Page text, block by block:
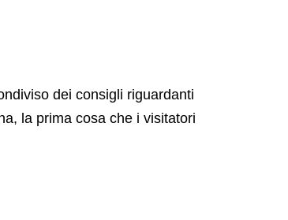
dei consigli riguardanti
la prima cosa che i visitatori